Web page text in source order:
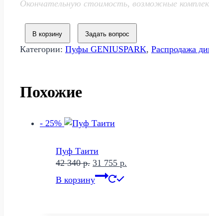
Окончательную стоимость, возможные
В корзину Задать вопрос
Категории: Пуфы GENIUSPARK, Распродажа
Похожие
- 25%
Пуф Таити
42 340р. Первоначальная
цена
составляла
31 755 р.
В корзину